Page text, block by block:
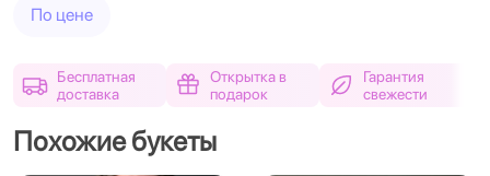
По цене
Бесплатная
доставка
Открытка в
подарок
Гарантия
свежести
Похожие букеты